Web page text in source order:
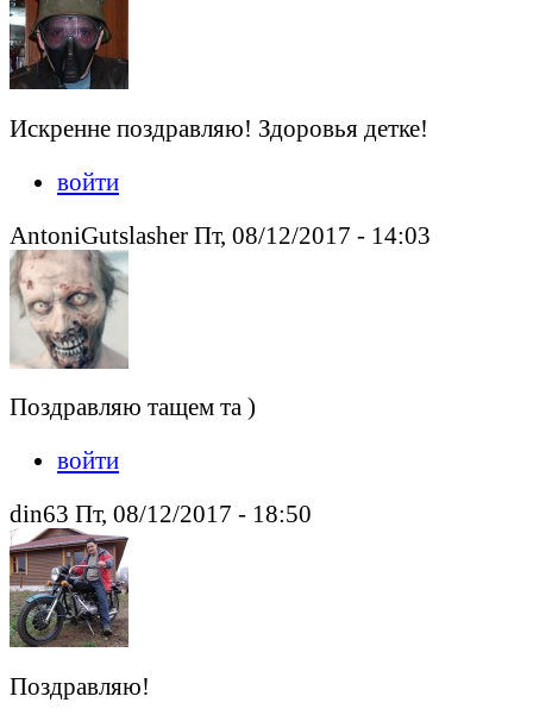
Искренне поздравляю! Здоровья детке!
войти
AntoniGutslasher Пт, 08/12/2017 - 14:03
Поздравляю тащем та )
войти
din63 Пт, 08/12/2017 - 18:50
Поздравляю!